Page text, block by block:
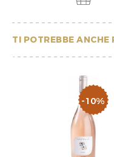
TI POTREBBE ANCHE
-10%